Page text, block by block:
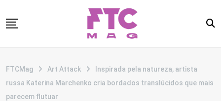
to
CATEGORIAS
ANUNCIE
FTCMag Art Attack
Inspirada pela natureza, artista
russa Katerina Marchenko cria bordados translúcidos que mais
parecem flutuar